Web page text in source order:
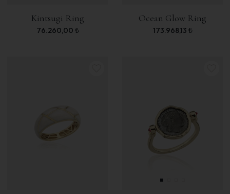
Kintsugi Ring
76.260,00 ₺
Ocean Glow Ring
173.968,13 ₺